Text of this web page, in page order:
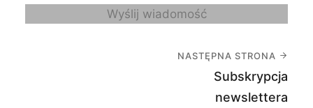
Wyślij wiadomość
NASTĘPNA STRONA
Subskrypcja
newslettera